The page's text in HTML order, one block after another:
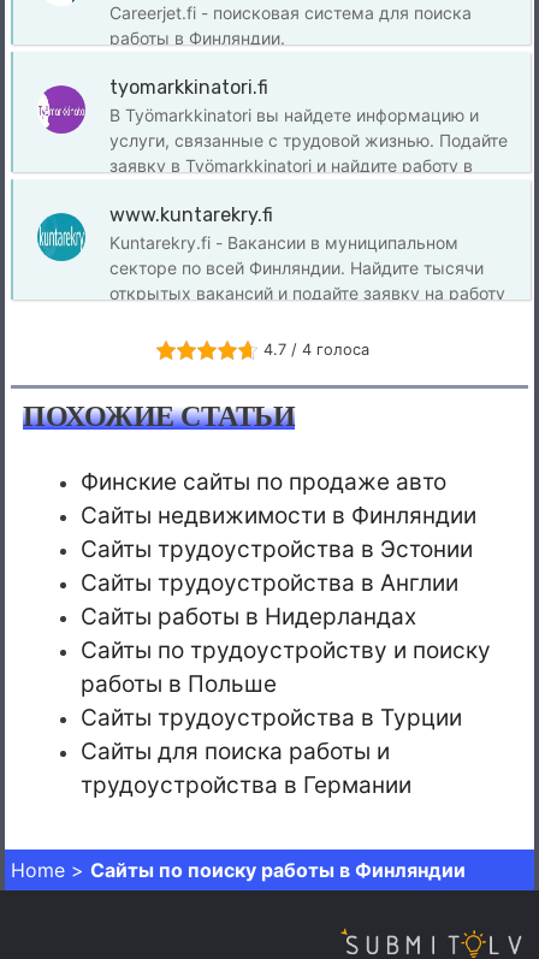
действительно сегодня!
Careerjet.fi - поисковая система для поиска
работы в Финляндии.
tyomarkkinatori.fi
В Työmarkkinatori вы найдете информацию и
услуги, связанные с трудовой жизнью. Подайте
заявку в Työmarkkinatori и найдите работу в
www.kuntarekry.fi
Kuntarekry.fi - Вакансии в муниципальном
секторе по всей Финляндии. Найдите тысячи
открытых вакансий и подайте заявку на работу
4.7 / 4 голоса
ПОХОЖИЕ СТАТЬИ
Финские сайты по продаже авто
Сайты недвижимости в Финляндии
Сайты трудоустройства в Эстонии
Сайты трудоустройства в Англии
Сайты работы в Нидерландах
Сайты по трудоустройству и поиску
работы в Польше
Сайты трудоустройства в Турции
Сайты для поиска работы и
трудоустройства в Германии
Home > Сайты по поиску работы в Финляндии